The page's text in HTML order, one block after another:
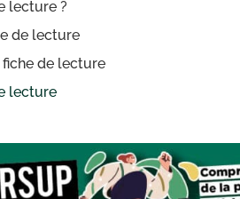
lecture ?
de lecture
de lecture
lecture